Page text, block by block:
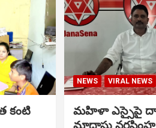
కంటి
NEWS VIRAL NEWS
మహిళా ఎస్సైపై
మాదాసు నరసింహ